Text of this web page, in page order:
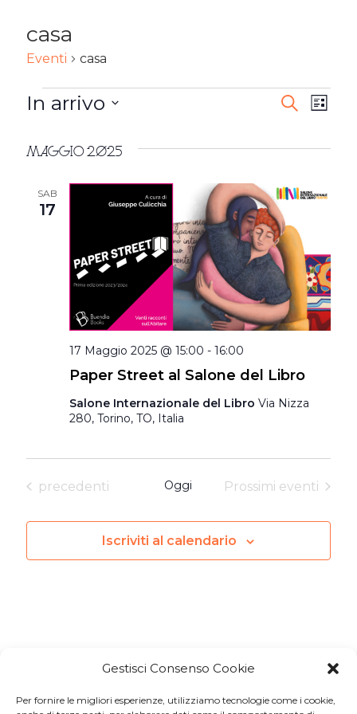
Gestisci Consenso Cookie
Per fornire le migliori esperienze, utilizziamo tecnologie come i cookie,
casa
Eventi casa
EVENTI
EVENTI
VISTE
CercaLista
In arrivo
la
Maggio 2025
SAB
17
Paper Street al Salone del Libro
17 Maggio 2025 @ 15:00 - 16:00
Salone Internazionale del Libro Via Nizza
280, Torino, TO, Italia
Eventi
precedenti Oggi Prossimi eventi
Iscriviti al calendario